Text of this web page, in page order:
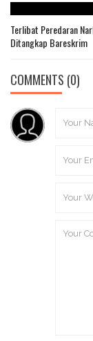
Terlibat Peredaran
Ditangkap Bareskrim
COMMENTS (0)